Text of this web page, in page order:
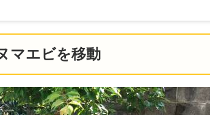
マエビを移動